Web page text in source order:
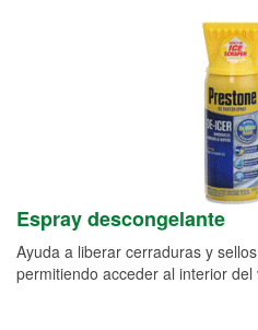
Espray descongelante
Ayuda a liberar cerraduras y
permitiendo acceder al interior del